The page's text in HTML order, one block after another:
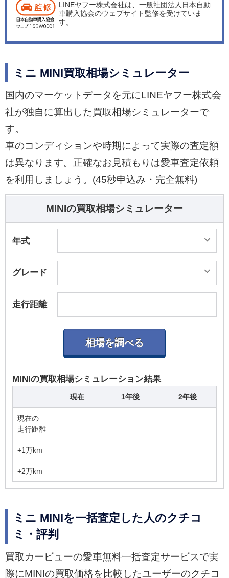
LINEヤフー株式会社は、一般社団法人日本自動
車購入協会のウェブサイト監修を受けていま
す。
ミニ MINI買取相場シミュレーター
国内のマーケットデータを元にLINEヤフー株式会
社が独自に算出した買取相場シミュレーターで
す。
車のコンディションや時期によって実際の査定額
は異なります。正確なお見積もりは愛車査定依頼
を利用しましょう。(45秒申込み・完全無料)
MINIの買取相場シミュレーター
年式
グレード
走行距離
MINIの買取相場シミュレーション結果
現在 1年後 2年後
現在の
走行距離
+1万km
+2万km
ミニ MINIを一括査定した人のクチコ
ミ・評判
買取カービューの愛車無料一括査定サービスで実
際にMINIの買取価格を比較したユーザーのクチコ